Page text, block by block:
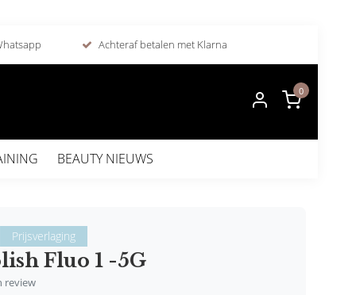
Achteraf betalen met Klarna
0
BEAUTY NIEUWS
Prijsverlaging
Fluo 1 -5G
review